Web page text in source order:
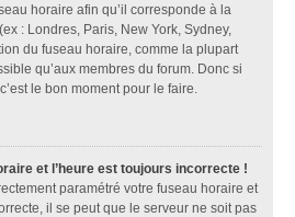
horaire afin qu’il corresponde à la
: Londres, Paris, New York, Sydney,
du fuseau horaire, comme la plupart
qu’aux membres du forum. Donc si
le bon moment pour le faire.
et l’heure est toujours incorrecte !
paramétré votre fuseau horaire et
il se peut que le serveur ne soit pas